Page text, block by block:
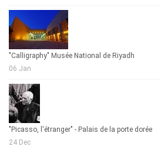
"Calligraphy" Musée National de Riyadh
06 Jan
"Picasso, l'étranger" - Palais de la porte dorée
24 Dec